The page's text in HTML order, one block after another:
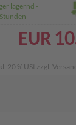
lagernd -
EUR
20 % UStzzgl.